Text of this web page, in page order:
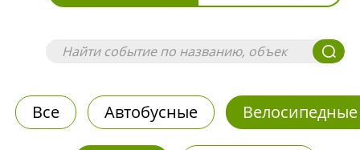
Все Автобусные Велосипедные